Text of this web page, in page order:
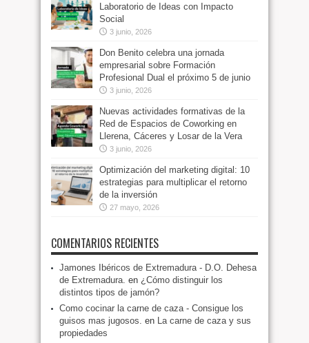
Laboratorio de Ideas con Impacto
Social
3 junio, 2026
Don Benito celebra una jornada
empresarial sobre Formación
Profesional Dual el próximo 5 de junio
3 junio, 2026
Nuevas actividades formativas de la
Red de Espacios de Coworking en
Llerena, Cáceres y Losar de la Vera
3 junio, 2026
Optimización del marketing digital: 10
estrategias para multiplicar el retorno
de la inversión
27 mayo, 2026
COMENTARIOS RECIENTES
Jamones Ibéricos de Extremadura - D.O. Dehesa
de Extremadura. en ¿Cómo distinguir los
distintos tipos de jamón?
Como cocinar la carne de caza - Consigue los
guisos mas jugosos. en La carne de caza y sus
propiedades